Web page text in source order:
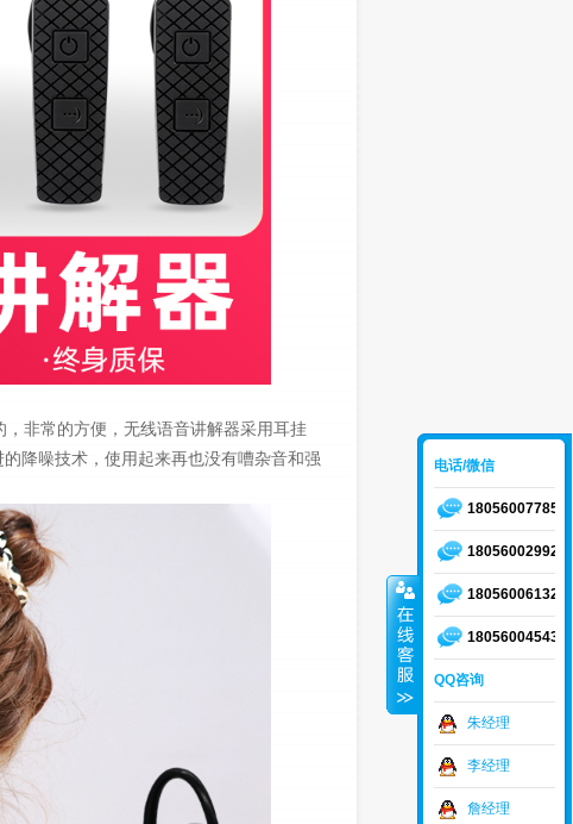
电话/微信
18056007785
18056002992
18056006132
18056004543
QQ咨询
朱经理
李经理
詹经理
非常的方便，无线语音讲解器采用耳挂
降噪技术，使用起来再也没有嘈杂音和强